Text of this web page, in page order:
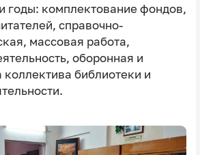
годы: комплектование фондов,
справочно-
массовая работа,
оборонная и
библиотеки и